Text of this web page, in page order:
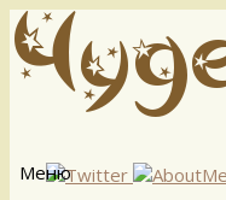
Меню